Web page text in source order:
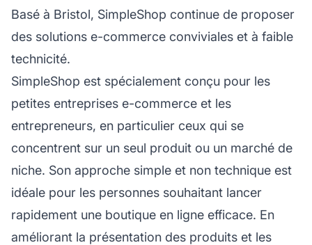
Basé à Bristol, SimpleShop continue de proposer
des solutions e-commerce conviviales et à faible
technicité.
SimpleShop est spécialement conçu pour les
petites entreprises e-commerce et les
entrepreneurs, en particulier ceux qui se
concentrent sur un seul produit ou un marché de
niche. Son approche simple et non technique est
idéale pour les personnes souhaitant lancer
rapidement une boutique en ligne efficace. En
améliorant la présentation des produits et les